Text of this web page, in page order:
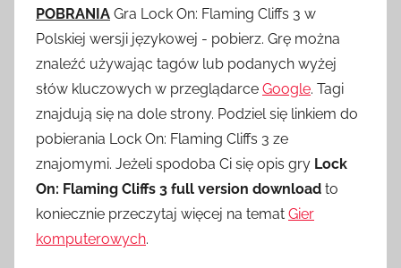
POBRANIA Gra Lock On: Flaming Cliffs 3 w
Polskiej wersji językowej - pobierz. Grę można
znaleźć używając tagów lub podanych wyżej
słów kluczowych w przeglądarce Google. Tagi
znajdują się na dole strony. Podziel się linkiem do
pobierania Lock On: Flaming Cliffs 3 ze
znajomymi. Jeżeli spodoba Ci się opis gry Lock
On: Flaming Cliffs 3 full version download to
koniecznie przeczytaj więcej na temat Gier
komputerowych.